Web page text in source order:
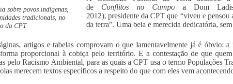
sobre povos indígenas,
tradicionais, no
da CPT
de Conflitos no Campoa Dom
2012), presidente da CPT que “viveu e pensou
da terra”. Uma bela e merecida dedicatória,
artigos e tabelas comprovam o que lamentavelmente já é óbvio:
proporcional à cobiça pelo território. E a contestação de que
pelo Racismo Ambiental, para as quais a CPT usa o termo Populações
merecem textos específicos a respeito do que com eles vem